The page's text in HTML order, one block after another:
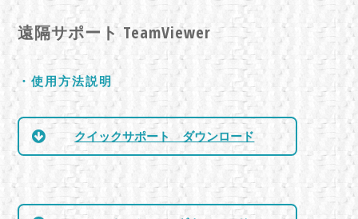
遠隔サポートTeamViewer
・使用方法説明
クイックサポート ダウンロード